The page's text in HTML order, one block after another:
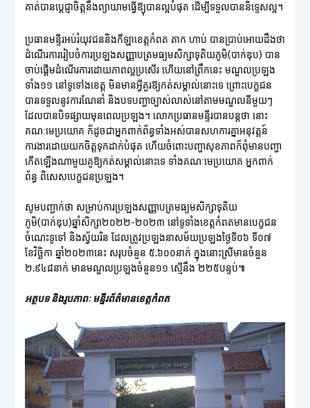
គាត់បានប្តេជ្ញាចិត្តនឹងព្យាយាមធ្វើឱ្យុបានល្អបំផុត ដើម្បីទទួលបាននិទ្ទេសល្អ។
ប្រធានមន្ទីរអប់រំយុវជននិងកីឡាខេត្តកំពត តាក ហាប់ បានប្រាប់អោយដឹងថា
ដំណើរការរៀបចំការប្រឡងសញ្ញាបត្រមធ្យមសិក្សាទុតិយភូមិ(បាក់ឌុប) បាន
ចាប់ផ្ដើមដំណើរការដោយភាពល្អប្រសើរ ហើយនៅព្រឹកនេះ មណ្ឌលប្រឡង
ទាំង១១ នៅទូទៅងខេត្ត មិនមានអ្វីគួរឱ្យកត់សម្គាល់នោះទេ ព្រោះបេក្ខជន
បានទទួលនូវការណែនាំ និងបទបញ្ជាច្បាស់លាស់នៅតាមមណ្ឌលនីមួយៗ
ដែលបានបិទផ្សាយមុនពេលប្រឡង។ លោកប្រធានមន្ទីរបានបន្តថា នោះ
គណៈមេប្រយោគ ក៏ដូចជាអ្នកពាក់ព័ន្ធទាំងអស់បានសហការគ្នាអនុវត្តន៍
ការងារដោយយកចិត្តទុកដាក់បំផុត ហើយចំពោះបញ្ហាសុខភាពក៏ពុំមានបញ្ហា
កើតឡើងណាមួយគួឱ្យកត់សម្គាល់នោះទេ ទាំងគណៈមេប្រយោគ អ្នកពាក់
ព័ន្ធ ពិសេសបេក្ខជនប្រឡង។
សូមបញ្ជាក់ថា សម្រាប់ការប្រឡងសញ្ញាបត្រមធ្យមសិក្សាទុតិយ
ភូមិ(បាក់ឌុប)ឆ្នាំសិក្សា២០២២-២០២៣ នៅទូទាំងខេត្តកំពតមានបេក្ខជន
ចំណេះទូទៅ និងស្វ័យរិន ដែលត្រូវប្រឡងនាសម័យប្រឡងថ្ងៃទី០៦ ទី០៧
ខែវិច្ឆិកា ឆ្នាំ២០២៣នេះ សរុបចំនួន ៥.៦០០នាក់ ក្នុងនោះស្រីមានចំនួន
២.៩៤៨នាក់ មានមណ្ឌលប្រឡងចំនួន១១ ស្មើនឹង ២២៥បន្ទប់៕
អត្ថបទ និងរូបភាពៈ មន្ទីរព័ត៌មានខេត្តកំពត